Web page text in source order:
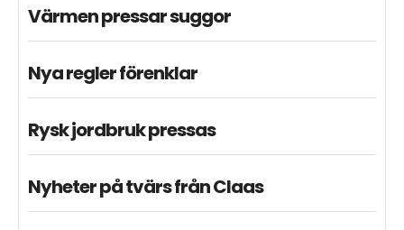
Värmen pressar suggor
Nya regler förenklar
Rysk jordbruk pressas
Nyheter på tvärs från Claas